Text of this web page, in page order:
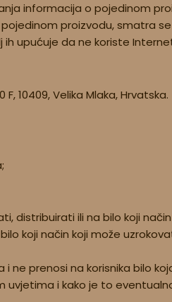
informacija o pojedinom
proizvodu, smatra
ih upućuje da ne koriste
F, 10409, Velika Mlaka, Hrvatska.
distribuirati ili na bilo koji
bilo koji način koji može
i ne prenosi na korisnika
i kako je to